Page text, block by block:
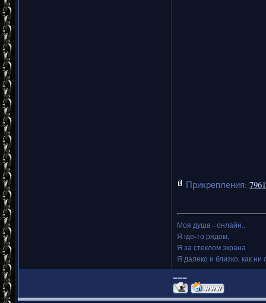
Прикрепления:
Моя душа - онлайн..
Я где-то рядом,
Я за стеклом экрана
Я далеко и близко, как ни
===